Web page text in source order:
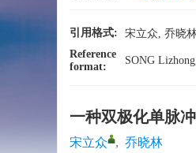
引用格式:
宋立众, 乔晓
Reference
format:
SONG
一种双极化单脉
宋立众 , 乔晓林